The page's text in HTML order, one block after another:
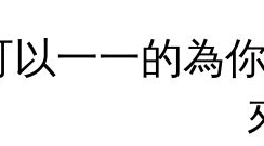
以一一的為